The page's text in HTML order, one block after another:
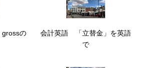
の
会計英語 「立替金」を英語
で